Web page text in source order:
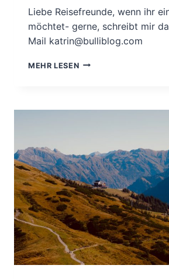
Liebe Reisefreunde, wenn ihr
möchtet- gerne, schreibt mir
Mail katrin@bulliblog.com
MEHR LESENREISE